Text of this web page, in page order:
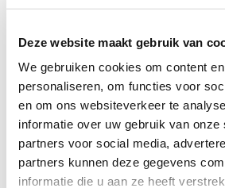
Deze website maakt gebruik van
We gebruiken cookies om content
personaliseren, om functies voor
en om ons websiteverkeer te
informatie over uw gebruik van onze
partners voor social media,
partners kunnen deze gegevens
informatie die u aan ze heeft
nieuwbouw/bestaande
Blok 3 Warmtepompen
utiliteitsbouw
Individuele systemen
Collectieve systemen
Wanneer niet en